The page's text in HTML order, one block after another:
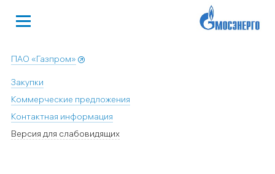
ПАО «Газпром»
Закупки
Коммерческие предложения
Контактная информация
Версия для слабовидящих